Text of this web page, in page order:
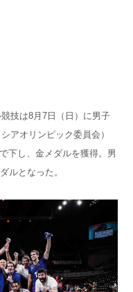
技は8月7日（日）に男子
アオリンピック委員会）
下し、金メダルを獲得。男
ルとなった。